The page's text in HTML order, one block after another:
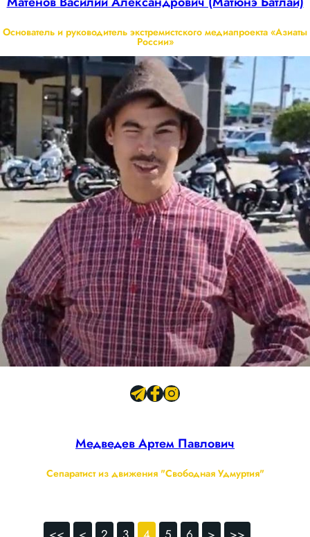
Основатель и руководитель экстремистского медиапроекта «Азиаты
России»
Медведев Артем Павлович
Сепаратист из движения "Свободная Удмуртия"